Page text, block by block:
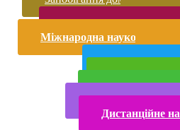
Міжнародна науково-
Дистанційне